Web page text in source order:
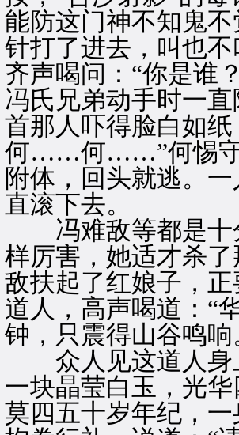
能防这门神不知鬼
针打了进去，叫也
齐声喝问：“你是谁
冯氏兄弟动手时一
首那人吓得脸白
何……何……”何惕守
附体，回头就逃。
直滚下去。
冯难敌等都是十
样厉害，她适才杀
敌扶起了红娘子，
道人，高声喝道：“
钟，只震得山谷鸣响
众人见这道人身
一块晶莹白玉，光
莫四五十岁年纪，